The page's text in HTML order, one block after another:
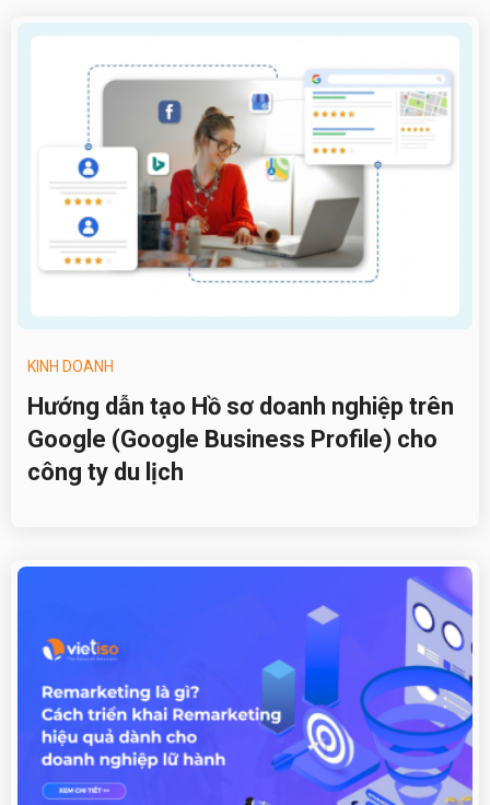
KINH DOANH
Hướng dẫn tạo Hồ sơ doanh nghiệp trên
Google (Google Business Profile) cho
công ty du lịch